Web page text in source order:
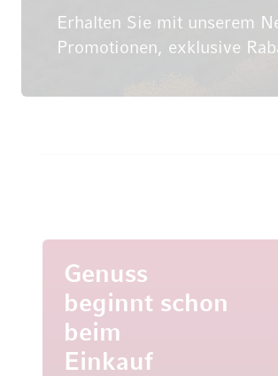
Erhalten Sie mit unserem
Promotionen, exklusive
Genuss
beginnt schon
beim
Einkauf